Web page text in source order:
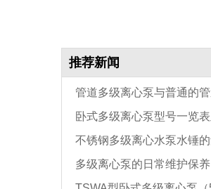
推荐新闻
管道多级离心泵与普通的
卧式多级离心泵型号一览
不锈钢多级离心水泵水锤
多级离心泵的日常维护保养